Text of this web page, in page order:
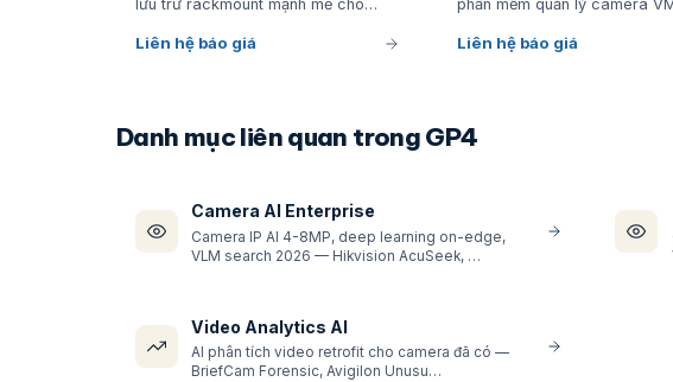
lưu trữ rackmount mạnh mẽ cho
chỉ sâu 30 cm, phù hợp cho các tủ
Liên hệ báo giá
phần mềm quản lý camera
hệ điều hành DSM cho các
Liên hệ báo giá
Danh mục liên quan trong GP4
Camera AI Enterprise
Camera IP AI 4-8MP, deep learning on-edge,
VLM search 2026 — Hikvision AcuSeek, …
Video Analytics AI
AI phân tích video retrofit cho camera đã có —
BriefCam Forensic, Avigilon Unusu…